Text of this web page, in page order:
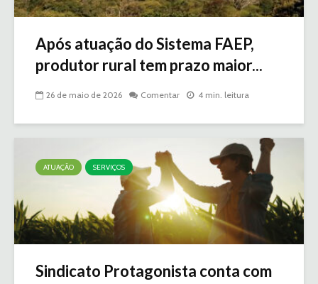
Após atuação do Sistema FAEP,
produtor rural tem prazo maior...
26 de maio de 2026 Comentar 4 min. leitura
ATUAÇÃO SERVIÇOS
Sindicato Protagonista conta com